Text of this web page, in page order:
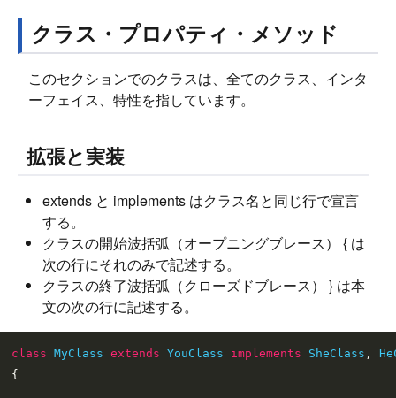
クラス・プロパティ・メソッド
このセクションでのクラスは、全てのクラス、インタ
ーフェイス、特性を指しています。
拡張と実装
extends と implements はクラス名と同じ行で宣言
する。
クラスの開始波括弧（オープニングブレース） { は
次の行にそれのみで記述する。
クラスの終了波括弧（クローズドブレース） } は本
文の次の行に記述する。
class MyClass extends YouClass implements SheClass ,
{